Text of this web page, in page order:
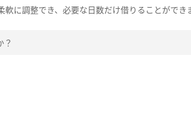
に調整でき、必要な日数だけ借りることができ
？